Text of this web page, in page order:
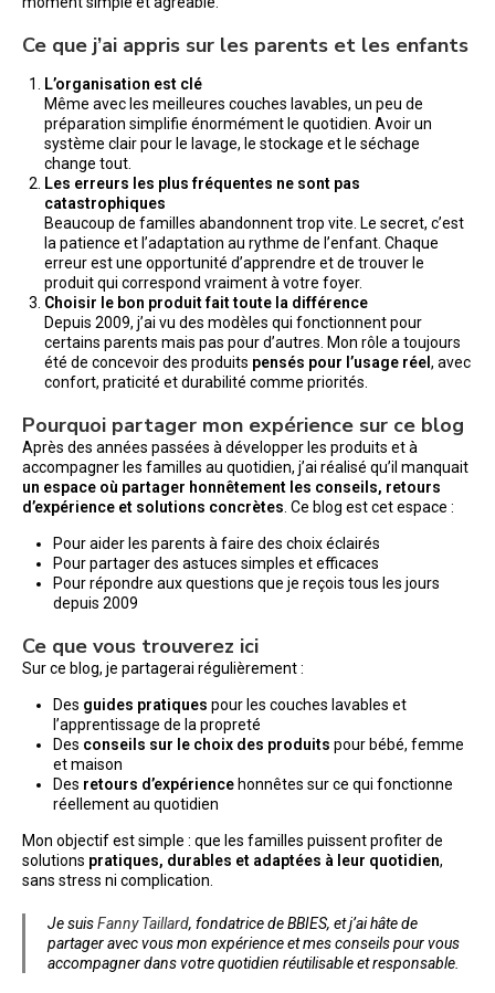
Ce que j’ai appris sur les parents et les enfants
L’organisation est clé
Même avec les meilleures couches lavables, un peu de
préparation simplifie énormément le quotidien. Avoir un
système clair pour le lavage, le stockage et le séchage
change tout.
Les erreurs les plus fréquentes ne sont pas
catastrophiques
Beaucoup de familles abandonnent trop vite. Le secret, c’est
la patience et l’adaptation au rythme de l’enfant. Chaque
erreur est une opportunité d’apprendre et de trouver le
produit qui correspond vraiment à votre foyer.
Choisir le bon produit fait toute la différence
Depuis 2009, j’ai vu des modèles qui fonctionnent pour
certains parents mais pas pour d’autres. Mon rôle a toujours
été de concevoir des produits pensés pour l’usage réel , avec
confort, praticité et durabilité comme priorités.
Pourquoi partager mon expérience sur ce blog
Après des années passées à développer les produits et à
accompagner les familles au quotidien, j’ai réalisé qu’il manquait
un espace où partager honnêtement les conseils, retours
d’expérience et solutions concrètes . Ce blog est cet espace :
Pour aider les parents à faire des choix éclairés
Pour partager des astuces simples et efficaces
Pour répondre aux questions que je reçois tous les jours
depuis 2009
Ce que vous trouverez ici
Sur ce blog, je partagerai régulièrement :
Des guides pratiques pour les couches lavables et
l’apprentissage de la propreté
Des conseils sur le choix des produits pour bébé, femme
et maison
Des retours d’expérience honnêtes sur ce qui fonctionne
réellement au quotidien
Mon objectif est simple : que les familles puissent profiter de
solutions pratiques, durables et adaptées à leur quotidien,
sans stress ni complication.
Je suisFanny Taillard, fondatrice de BBIES, et j’ai hâte de
partager avec vous mon expérience et mes conseils pour vous
accompagner dans votre quotidien réutilisable et responsable.